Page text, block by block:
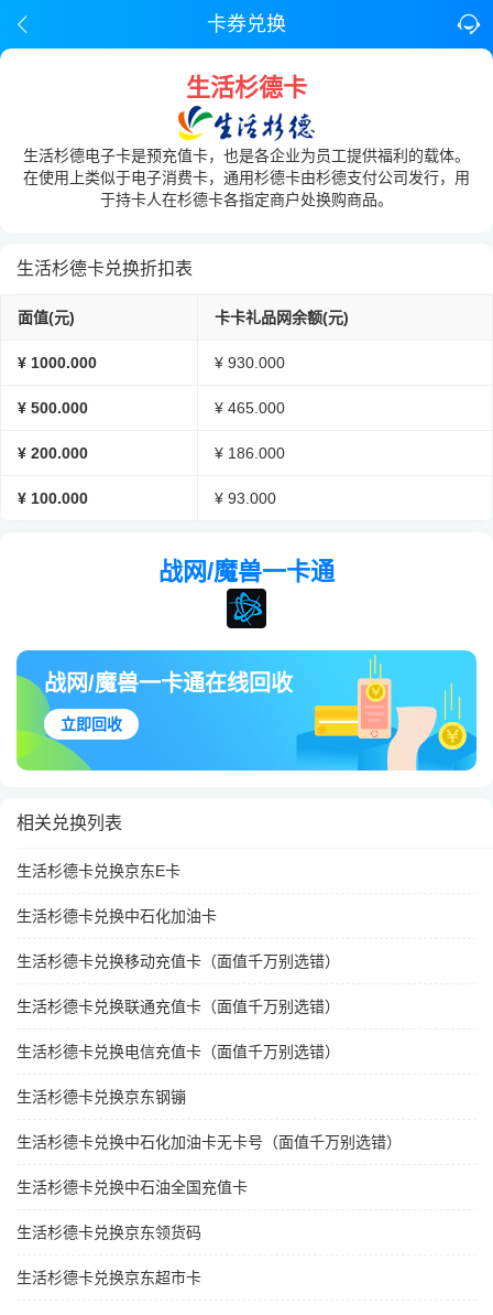
卡券兑换
生活杉德卡
生活杉德电子卡是预充值卡，也是各企业为员工提供福利的载体。
在使用上类似于电子消费卡，通用杉德卡由杉德支付公司发行，用
于持卡人在杉德卡各指定商户处换购商品。
生活杉德卡兑换折扣表
面值(元) 卡卡礼品网余额(元)
¥ 1000.000 ¥ 930.000
¥ 500.000 ¥ 465.000
¥ 200.000 ¥ 186.000
¥ 100.000 ¥ 93.000
战网/魔兽一卡通
战网/魔兽一卡通在线回收
立即回收
相关兑换列表
生活杉德卡兑换京东E卡
生活杉德卡兑换中石化加油卡
生活杉德卡兑换移动充值卡（面值千万别选错）
生活杉德卡兑换联通充值卡（面值千万别选错）
生活杉德卡兑换电信充值卡（面值千万别选错）
生活杉德卡兑换京东钢镚
生活杉德卡兑换中石化加油卡无卡号（面值千万别选错）
生活杉德卡兑换中石油全国充值卡
生活杉德卡兑换京东领货码
生活杉德卡兑换京东超市卡